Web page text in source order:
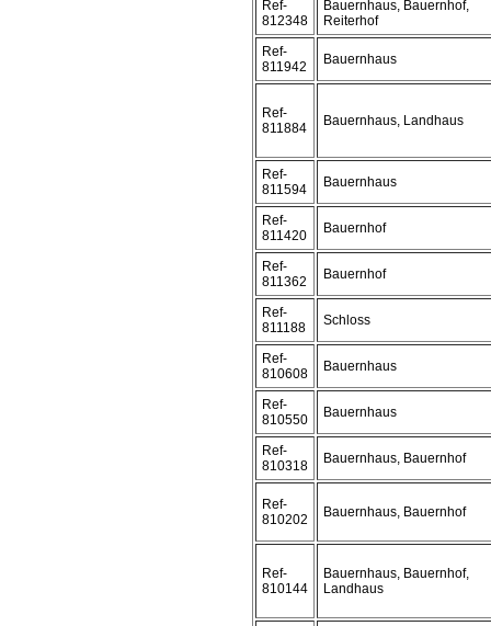
Ref-
812348
Bauernhaus, Bauernhof,
Reiterhof
Ref-
811942
Bauernhaus
Ref-
811884
Bauernhaus, Landhaus
Ref-
811594
Bauernhaus
Ref-
811420
Bauernhof
Ref-
811362
Bauernhof
Ref-
811188
Schloss
Ref-
810608
Bauernhaus
Ref-
810550
Bauernhaus
Ref-
810318
Bauernhaus, Bauernhof
Ref-
810202
Bauernhaus, Bauernhof
Ref-
810144
Bauernhaus, Bauernhof,
Landhaus